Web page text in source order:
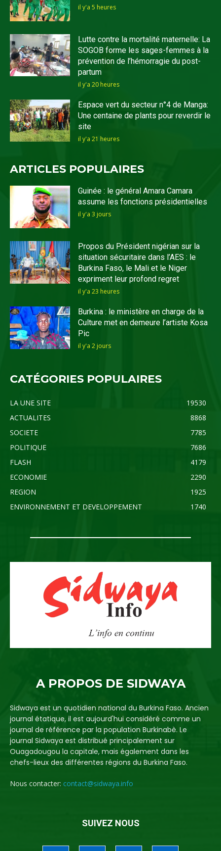
il y'a 5 heures
Lutte contre la mortalité maternelle: La
SOGOB forme les sages-femmes à la
prévention de l’hémorragie du post-
partum
il y'a 20 heures
Espace vert du secteur n°4 de Manga:
Une centaine de plants pour reverdir le
site
il y'a 21 heures
ARTICLES POPULAIRES
Guinée : le général Amara Camara
assume les fonctions présidentielles
il y'a 3 jours
Propos du Président nigérian sur la
situation sécuritaire dans l’AES : le
Burkina Faso, le Mali et le Niger
expriment leur profond regret
il y'a 23 heures
Burkina : le ministère en charge de la
Culture met en demeure l’artiste Kosa
Pic
il y'a 2 jours
CATÉGORIES POPULAIRES
LA UNE SITE
19530
ACTUALITES
8868
SOCIETE
7785
POLITIQUE
7686
FLASH
4179
ECONOMIE
2290
REGION
1925
ENVIRONNEMENT ET DEVELOPPEMENT
1740
A PROPOS DE SIDWAYA
Sidwaya est un quotidien national du Burkina Faso. Ancien
journal étatique, il est aujourd'hui considéré comme un
journal de référence par la population Burkinabè. Le
journal Sidwaya est distribué principalement sur
Ouagadougou la capitale, mais également dans les
chefs-lieux des différentes régions du Burkina Faso.
Nous contacter: contact@sidwaya.info
SUIVEZ NOUS